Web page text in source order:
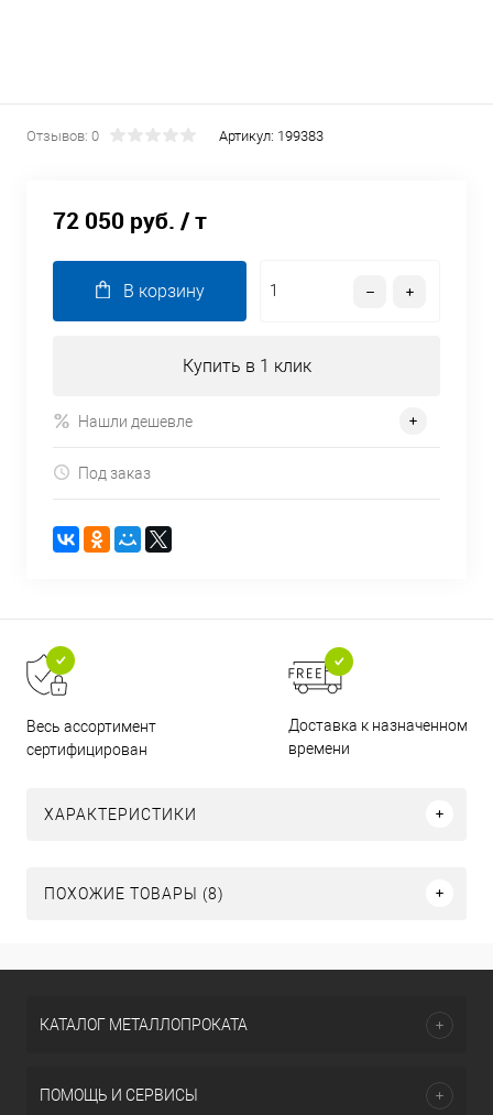
Отзывов: 0 Артикул: 199383
72 050 руб. / т
В корзину
Купить в 1 клик
Нашли дешевле
Под заказ
Весь ассортимент
сертифицирован
Доставка к назначенному
времени
ХАРАКТЕРИСТИКИ
ПОХОЖИЕ ТОВАРЫ (8)
КАТАЛОГ МЕТАЛЛОПРОКАТА
ПОМОЩЬ И СЕРВИСЫ